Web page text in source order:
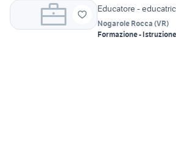
Educatore -
Nogarole Rocca (VR)
Formazione - Istruzione